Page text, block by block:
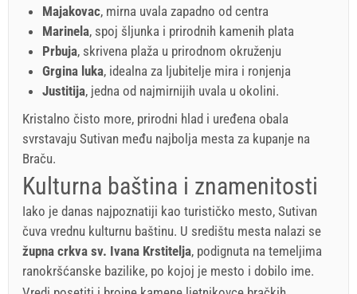
Majakovac, mirna uvala zapadno od centra
Marinela, spoj šljunka i prirodnih kamenih plata
Prbuja, skrivena plaža u prirodnom okruženju
Grgina luka, idealna za ljubitelje mira i ronjenja
Justitija, jedna od najmirnijih uvala u okolini.
Kristalno čisto more, prirodni hlad i uređena obala
svrstavaju Sutivan među najbolja mesta za kupanje na
Braču.
Kulturna baština i znamenitosti
Iako je danas najpoznatiji kao turističko mesto, Sutivan
čuva vrednu kulturnu baštinu. U središtu mesta nalazi se
župna crkva sv. Ivana Krstitelja, podignuta na temeljima
ranokršćanske bazilike, po kojoj je mesto i dobilo ime.